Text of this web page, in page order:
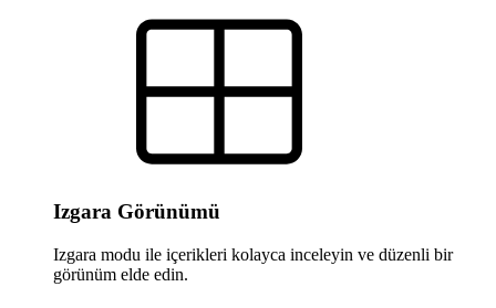
Izgara Görünümü
Izgara modu ile içerikleri kolayca inceleyin ve düzenli bir
görünüm elde edin.